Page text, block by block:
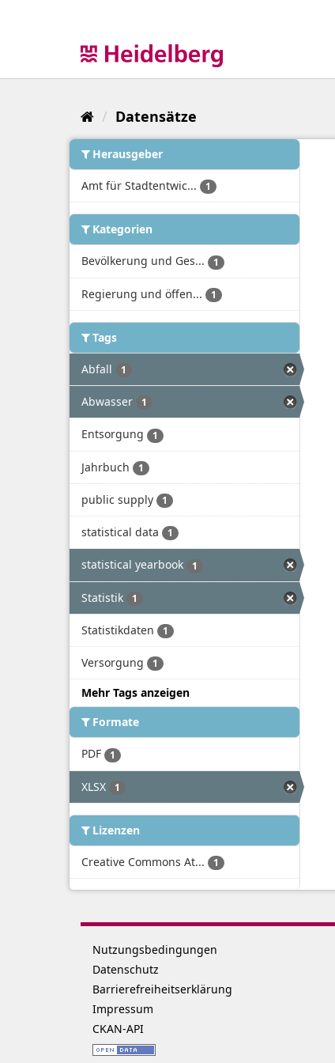
Datensätze
Herausgeber
Amt für Stadtentwic... 1
Kategorien
Bevölkerung und Ges... 1
Regierung und öffen... 1
Tags
Abfall 1
Abwasser 1
Entsorgung 1
Jahrbuch 1
public supply 1
statistical data 1
statistical yearbook 1
Statistik 1
Statistikdaten 1
Versorgung 1
Mehr Tags anzeigen
Formate
PDF 1
XLSX 1
Lizenzen
Creative Commons At... 1
Nutzungsbedingungen
Datenschutz
Barrierefreiheitserklärung
Impressum
CKAN-API